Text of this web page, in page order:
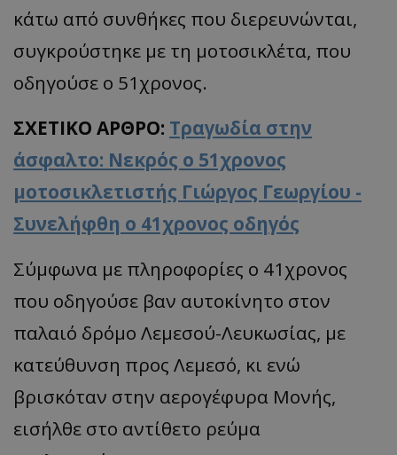
κάτω από συνθήκες που διερευνώνται,
συγκρούστηκε με τη μοτοσικλέτα, που
οδηγούσε ο 51χρονος.
ΣΧΕΤΙΚΟ ΑΡΘΡΟ: Τραγωδία στην
άσφαλτο: Νεκρός ο 51χρονος
μοτοσικλετιστής Γιώργος Γεωργίου -
Συνελήφθη ο 41χρονος οδηγός
Σύμφωνα με πληροφορίες ο 41χρονος
που οδηγούσε βαν αυτοκίνητο στον
παλαιό δρόμο Λεμεσού-Λευκωσίας, με
κατεύθυνση προς Λεμεσό, κι ενώ
βρισκόταν στην αερογέφυρα Μονής,
εισήλθε στο αντίθετο ρεύμα